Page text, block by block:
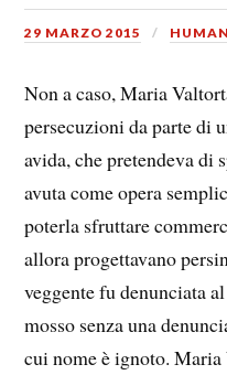
29 MARZO 2015
Non a caso, Maria
persecuzioni da parte di
avida, che pretendeva di
avuta come opera
poterla sfruttare
allora progettavano
veggente fu denunciata
mosso senza una
cui nome è ignoto.